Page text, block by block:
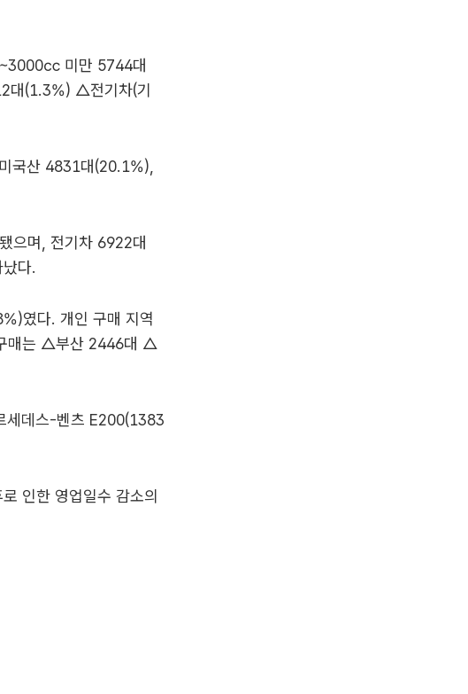
㏄ 미만 5744대
(1.3%) △전기차(기
국산 4831대(20.1%),
으며, 전기차 6922대
다.
였다. 개인 구매 지역
매는 △부산 2446대 △
세데스-벤츠 E200(1383
인한 영업일수 감소의